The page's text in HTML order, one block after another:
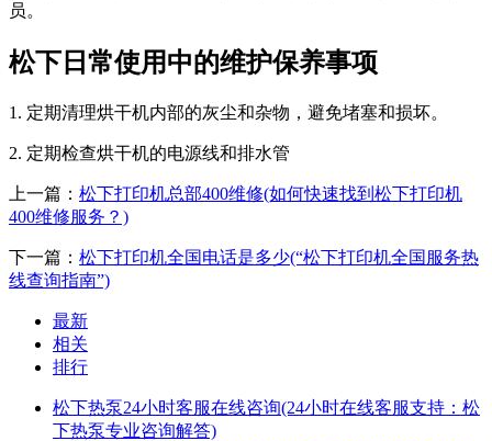
员。
松下日常使用中的维护保养事项
1. 定期清理烘干机内部的灰尘和杂物，避免堵塞和损坏。
2. 定期检查烘干机的电源线和排水管
上一篇： 松下打印机总部400维修(如何快速找到松下打印机
400维修服务？)
下一篇： 松下打印机全国电话是多少(“松下打印机全国服务热
线查询指南”)
最新
相关
排行
松下热泵24小时客服在线咨询(24小时在线客服支持：松
下热泵专业咨询解答)